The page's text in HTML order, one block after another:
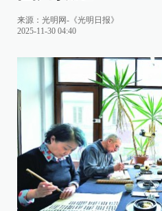
来源： 光明网-《光明日报》
2025-11-30 04:40